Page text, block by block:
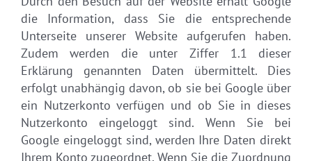
die Information, dass Sie die entsprechende
Unterseite unserer Website aufgerufen haben.
Zudem werden die unter Ziffer 1.1 dieser
Erklärung genannten Daten übermittelt. Dies
erfolgt unabhängig davon, ob sie bei Google über
ein Nutzerkonto verfügen und ob Sie in dieses
Nutzerkonto eingeloggt sind. Wenn Sie bei
Google eingeloggt sind, werden Ihre Daten direkt
Ihrem Konto zugeordnet. Wenn Sie die Zuordnung